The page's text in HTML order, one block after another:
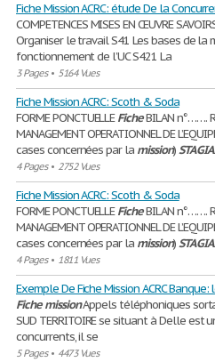
Fiche Mission ACRC: étude De la
COMPETENCES MISES EN ŒUVRE
Organiser le travail S41 Les bases de la
fonctionnement de l’UC S421 La
3 Pages• 5164 Vues
Fiche Mission ACRC: Scoth & Soda
FORME PONCTUELLEFicheBILAN n°…….
MANAGEMENT OPERATIONNEL DE
cases concernées par la mission)
4 Pages• 2752 Vues
Fiche Mission ACRC: Scoth & Soda
FORME PONCTUELLEFicheBILAN n°…….
MANAGEMENT OPERATIONNEL DE
cases concernées par la mission)
4 Pages• 1811 Vues
Exemple De Fiche Mission ACRC
Fiche missionAppels téléphoniques
SUD TERRITOIRE se situant à Delle est
concurrents, il se
5 Pages• 4473 Vues